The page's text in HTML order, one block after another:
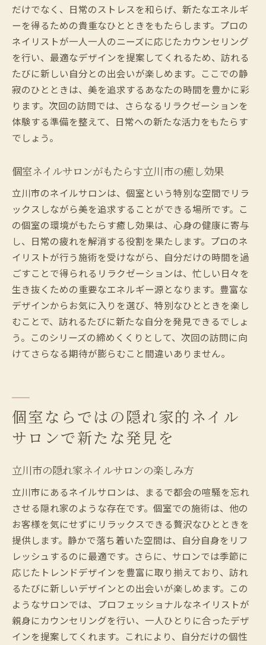
だけでなく、日常のストレスを和らげ、新たなエネルギ
ーを得るための貴重なひとときをもたらします。プロの
ネイリストが一人一人のニーズに応じたカウンセリング
を行い、最適なデザインを提案してくれるため、訪れる
たびに新しい自分との出会いが楽しめます。ここでの静
寂のひとときは、美を追求するあなたの時間を豊かに彩
ります。次回の訪問では、さらなるリラクゼーションを
体験する準備を整えて、日常への新たな活力をもたらす
でしょう。
個室ネイルサロンがもたらす立川市の癒し効果
立川市のネイルサロンは、個室という特別な空間でリラ
ックスしながら美を追求することができる場所です。こ
の個室の環境がもたらす癒し効果は、心身の健康に寄与
し、日常の疲れを解消する役割を果たします。プロのネ
イリストが行う施術を受けながら、自分だけの時間を過
ごすことで得られるリラクゼーションは、忙しい日々を
生き抜くための重要なエネルギー源となります。豊富な
デザインからお気に入りを選び、特別なひとときを楽し
むことで、訪れるたびに新たな自分を発見できるでしょ
う。このシリーズの締めくくりとして、次回の訪問に向
けてさらなる期待が膨らむこと間違いありません。
個室ならではの隠れ家的ネイル
サロンで新たな発見を
立川市の隠れ家ネイルサロンの楽しみ方
立川市にあるネイルサロンは、まるで都会の喧騒を忘れ
させる隠れ家のような存在です。個室での施術は、他の
お客様を気にせずにリラックスできる贅沢なひとときを
提供します。静かで落ち着いた空間は、自分自身をリフ
レッシュするのに最適です。さらに、サロンでは季節に
応じたトレンドデザインを豊富に取り揃えており、訪れ
るたびに新しいデザインとの出会いが楽しめます。この
ようなサロンでは、プロフェッショナルなネイリストが
親身にカウンセリングを行い、一人ひとりに合ったデザ
インを提案してくれます。これにより、自分だけの個性